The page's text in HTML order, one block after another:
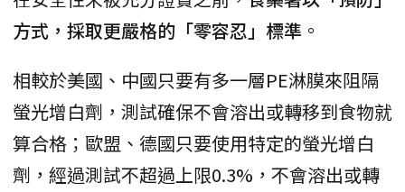
方式，採取更嚴格的「零容忍」標準 。
相較於美國、中國只要有多一層PE淋膜來阻隔
螢光增白劑，測試確保不會溶出或轉移到食物就
算合格；歐盟、德國只要使用特定的螢光增白
劑，經過測試不超過上限0.3%，不會溶出或轉